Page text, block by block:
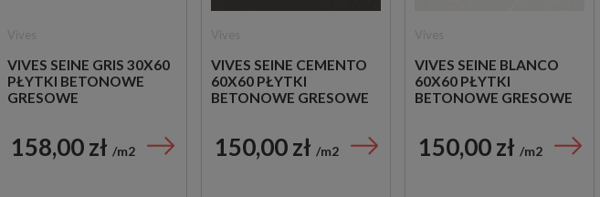
VIVES SEINE GRIS 30X60
PŁYTKI BETONOWE
GRESOWE
158,00 zł m2
VIVES SEINE CEMENTO
60X60 PŁYTKI
BETONOWE GRESOWE
150,00 zł m2
VIVES SEINE BLANCO
60X60 PŁYTKI
BETONOWE GRESOWE
150,00 zł m2